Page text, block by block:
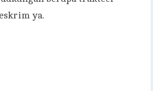
ya.